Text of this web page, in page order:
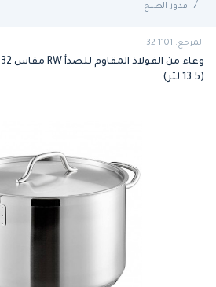
قدور الطبخ
المرجع: 1101-32
(13.5 لتر).